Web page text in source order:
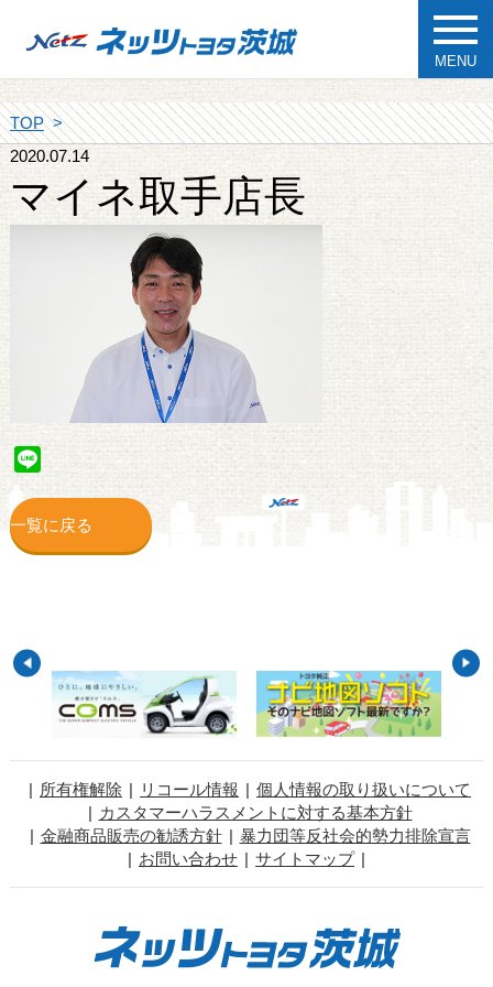
MENU
TOP
2020.07.14
マイネ取手店長
Line
一覧に戻る
所有権解除 リコール情報
個人情報の取り扱いについて
カスタマーハラスメントに対する基本方針
金融商品販売の勧誘方針
暴力団等反社会的勢力排除宣言
お問い合わせ
サイトマップ